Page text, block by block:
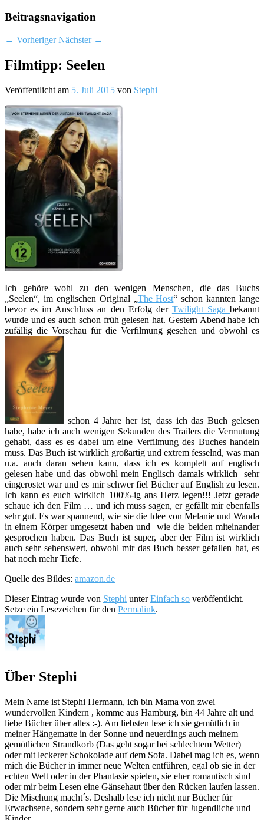
Beitragsnavigation
← Vorheriger Nächster →
Filmtipp: Seelen
Veröffentlicht am 5. Juli 2015 von Stephi
Ich gehöre wohl zu den wenigen Menschen, die das Buchs
„Seelen“, im englischen Original „The Host“ schon kannten lange
bevor es im Anschluss an den Erfolg der Twilight Sagabekannt
wurde und es auch schon früh gelesen hat. Gestern Abend habe ich
zufällig die Vorschau für die Verfilmung gesehen und obwohl es
schon 4 Jahre her ist, dass ich das Buch gelesen
habe, habe ich auch wenigen Sekunden des Trailers die Vermutung
gehabt, dass es es dabei um eine Verfilmung des Buches handeln
muss. Das Buch ist wirklich großartig und extrem fesselnd, was man
u.a. auch daran sehen kann, dass ich es komplett auf englisch
gelesen habe und das obwohl mein Englisch damals wirklich sehr
eingerostet war und es mir schwer fiel Bücher auf English zu lesen.
Ich kann es euch wirklich 100%-ig ans Herz legen!!! Jetzt gerade
schaue ich den Film … und ich muss sagen, er gefällt mir ebenfalls
sehr gut. Es war spannend, wie sie die Idee von Melanie und Wanda
in einem Körper umgesetzt haben und wie die beiden miteinander
gesprochen haben. Das Buch ist super, aber der Film ist wirklich
auch sehr sehenswert, obwohl mir das Buch besser gefallen hat, es
hat noch mehr Tiefe.
Quelle des Bildes: amazon.de
Dieser Eintrag wurde von Stephi unterEinfach so veröffentlicht.
Setze ein Lesezeichen für den Permalink.
Über Stephi
Mein Name ist Stephi Hermann, ich bin Mama von zwei
wundervollen Kindern , komme aus Hamburg, bin 44 Jahre alt und
liebe Bücher über alles :-). Am liebsten lese ich sie gemütlich in
meiner Hängematte in der Sonne und neuerdings auch meinem
gemütlichen Strandkorb (Das geht sogar bei schlechtem Wetter)
oder mit leckerer Schokolade auf dem Sofa. Dabei mag ich es, wenn
mich die Bücher in immer neue Welten entführen, egal ob sie in der
echten Welt oder in der Phantasie spielen, sie eher romantisch sind
oder mir beim Lesen eine Gänsehaut über den Rücken laufen lassen.
Die Mischung macht´s. Deshalb lese ich nicht nur Bücher für
Erwachsene, sondern sehr gerne auch Bücher für Jugendliche und